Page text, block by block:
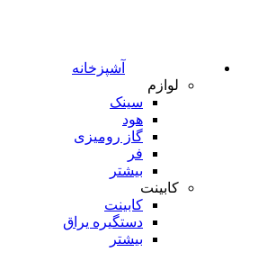
آشپزخانه
لوازم
سینک
هود
گاز رومیزی
فر
بیشتر
کابینت
کابینت
دستگیره یراق
بیشتر